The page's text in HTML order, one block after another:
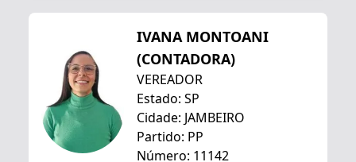
IVANA MONTOANI
(CONTADORA)
VEREADOR
Estado: SP
Cidade: JAMBEIRO
Partido: PP
Número: 11142